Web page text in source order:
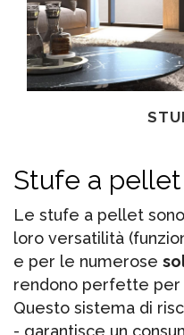
Stufe a pellet
Le stufe a pellet
loro versatilità
e per le numerose
rendono perfette per
Questo sistema di
- garantisce un